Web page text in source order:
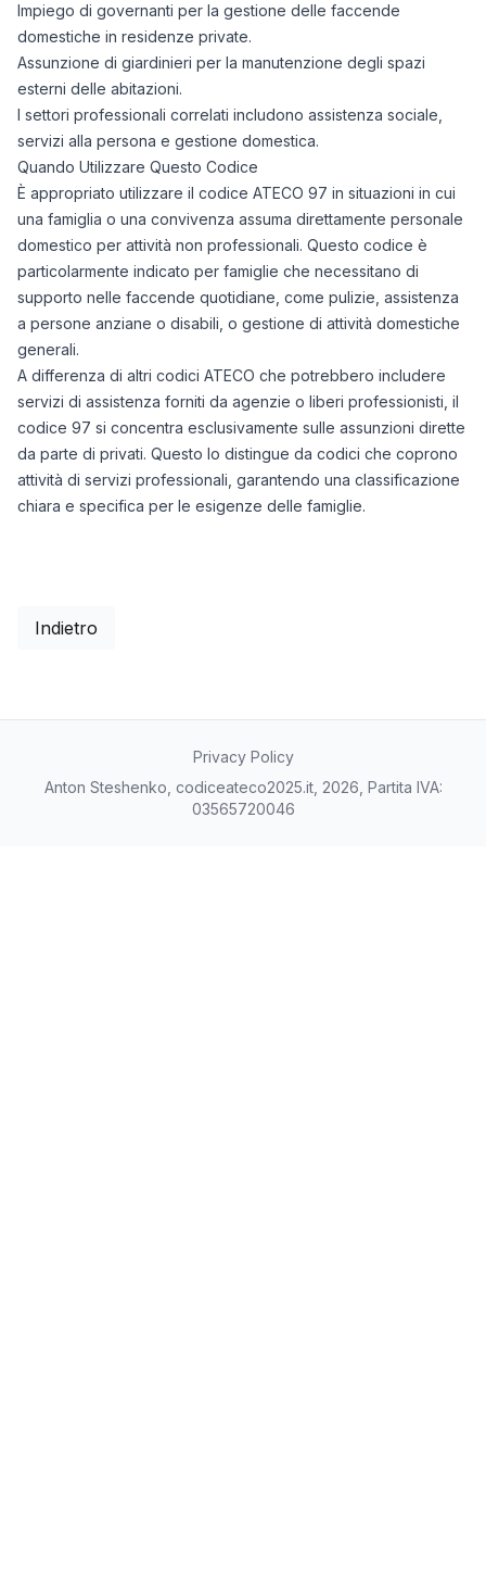
Impiego di governanti per la gestione delle faccende
domestiche in residenze private.
Assunzione di giardinieri per la manutenzione degli spazi
esterni delle abitazioni.
I settori professionali correlati includono assistenza sociale,
servizi alla persona e gestione domestica.
Quando Utilizzare Questo Codice
È appropriato utilizzare il codice ATECO 97 in situazioni in cui
una famiglia o una convivenza assuma direttamente personale
domestico per attività non professionali. Questo codice è
particolarmente indicato per famiglie che necessitano di
supporto nelle faccende quotidiane, come pulizie, assistenza
a persone anziane o disabili, o gestione di attività domestiche
generali.
A differenza di altri codici ATECO che potrebbero includere
servizi di assistenza forniti da agenzie o liberi professionisti, il
codice 97 si concentra esclusivamente sulle assunzioni dirette
da parte di privati. Questo lo distingue da codici che coprono
attività di servizi professionali, garantendo una classificazione
chiara e specifica per le esigenze delle famiglie.
Indietro
Privacy Policy
Anton Steshenko, codiceateco2025.it, 2026, Partita IVA:
03565720046